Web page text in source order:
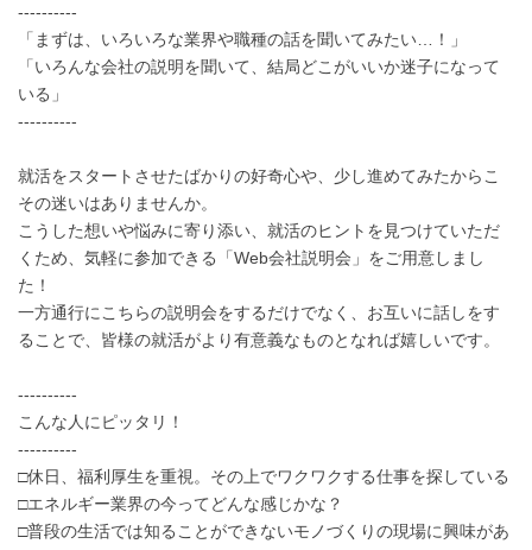
----------
「まずは、いろいろな業界や職種の話を聞いてみたい…！」
「いろんな会社の説明を聞いて、結局どこがいいか迷子になって
いる」
----------
就活をスタートさせたばかりの好奇心や、少し進めてみたからこ
その迷いはありませんか。
こうした想いや悩みに寄り添い、就活のヒントを見つけていただ
くため、気軽に参加できる「Web会社説明会」をご用意しまし
た！
一方通行にこちらの説明会をするだけでなく、お互いに話しをす
ることで、皆様の就活がより有意義なものとなれば嬉しいです。
----------
こんな人にピッタリ！
----------
□休日、福利厚生を重視。その上でワクワクする仕事を探している
□エネルギー業界の今ってどんな感じかな？
□普段の生活では知ることができないモノづくりの現場に興味があ